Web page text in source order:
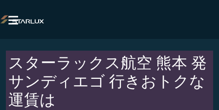

スターラックス航空 熊本 発
サンディエゴ 行きおトクな
運賃は